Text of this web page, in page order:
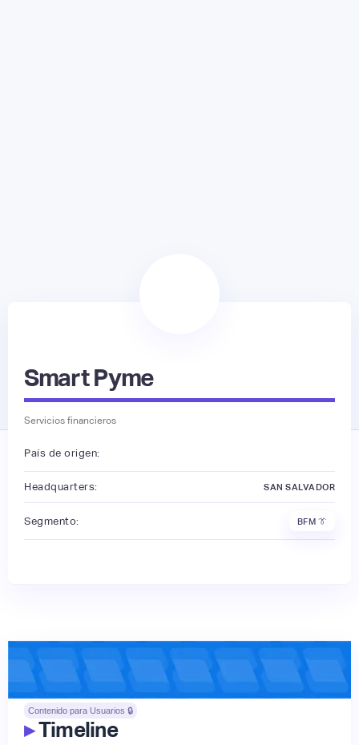
Smart Pyme
Servicios financieros
País de origen:
Headquarters: SAN SALVADOR
Segmento: BFM 👔
Contenido para Usuarios 🔒
▸Timeline